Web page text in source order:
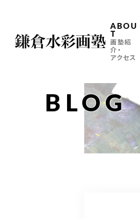
ABOU
T
画塾紹
介・
アクセス
BLOG